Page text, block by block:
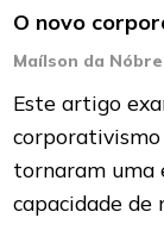
O novo
Maílson da
Este artigo
corporativismo
tornaram uma
capacidade